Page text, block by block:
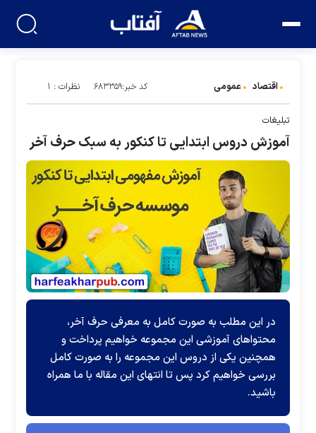
اقتصاد عمومی کد خبر:۶۸۳۳۵۹ نظرات : ۱
تبلیغات
آموزش دروس ابتدایی تا کنکور به سبک حرف آخر
در این مطلب به صورت کامل به معرفی حرف آخر،
محتواهای آموزشی این مجموعه خواهیم پرداخت و
همچنین یکی از دروس این مجموعه را به صورت کامل
بررسی خواهیم کرد پس تا انتهای این مقاله با ما همراه
باشید.